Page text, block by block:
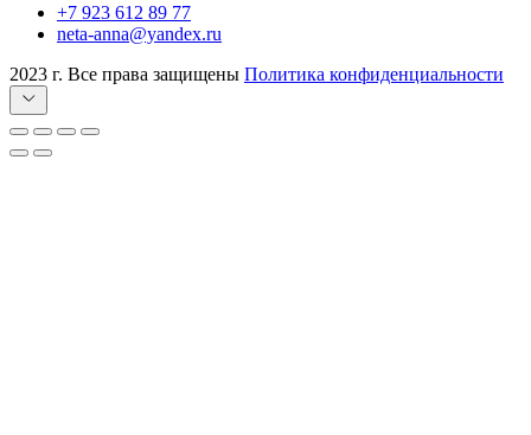
+7 923 612 89 77
neta-anna@yandex.ru
2023 г. Все права защищены Политика конфиденциальности